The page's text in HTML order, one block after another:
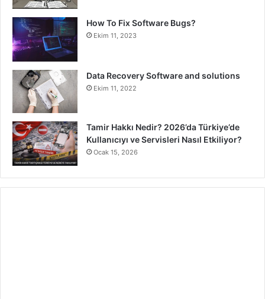
How To Fix Software Bugs?
Ekim 11, 2023
Data Recovery Software and solutions
Ekim 11, 2022
Tamir Hakkı Nedir? 2026’da Türkiye’de
Kullanıcıyı ve Servisleri Nasıl Etkiliyor?
Ocak 15, 2026